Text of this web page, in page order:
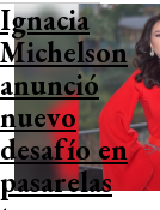
Ignacia
Michelson
anunció
nuevo
desafío en
pasarelas